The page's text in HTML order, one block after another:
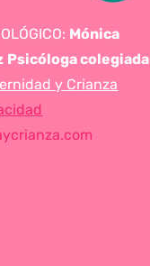
Mónica
Psicóloga colegiada
y Crianza